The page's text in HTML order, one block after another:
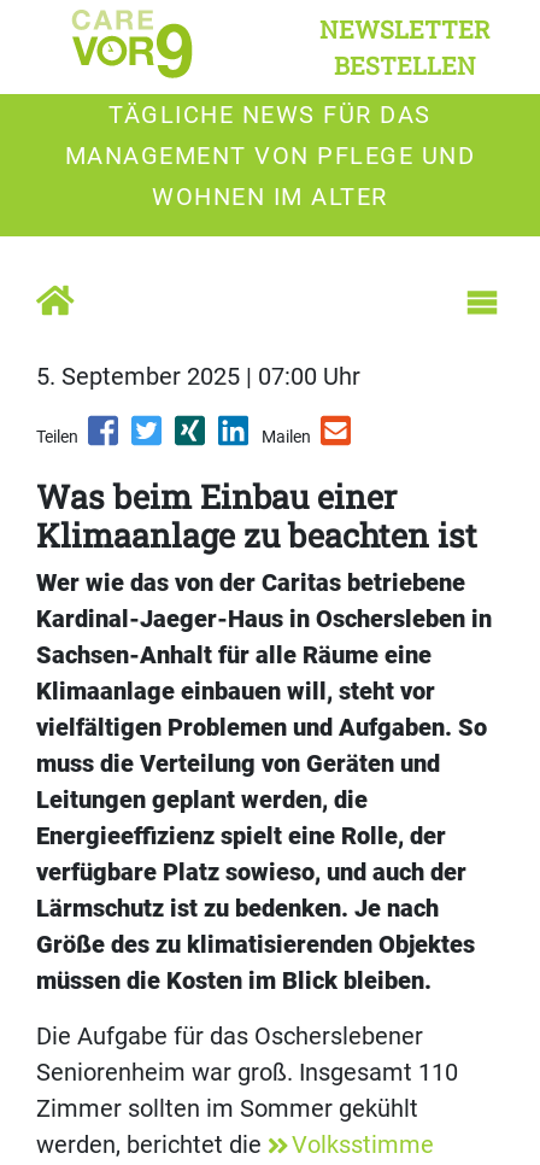
NEWSLETTER
BESTELLEN
TÄGLICHE NEWS FÜR DAS
MANAGEMENT VON PFLEGE UND
WOHNEN IM ALTER
5. September 2025 | 07:00 Uhr
Teilen Mailen
Was beim Einbau einer
Klimaanlage zu beachten ist
Wer wie das von der Caritas betriebene
Kardinal-Jaeger-Haus in Oschersleben in
Sachsen-Anhalt für alle Räume eine
Klimaanlage einbauen will, steht vor
vielfältigen Problemen und Aufgaben. So
muss die Verteilung von Geräten und
Leitungen geplant werden, die
Energieeffizienz spielt eine Rolle, der
verfügbare Platz sowieso, und auch der
Lärmschutz ist zu bedenken. Je nach
Größe des zu klimatisierenden Objektes
müssen die Kosten im Blick bleiben.
Die Aufgabe für das Oscherslebener
Seniorenheim war groß. Insgesamt 110
Zimmer sollten im Sommer gekühlt
werden, berichtet die
Volksstimme